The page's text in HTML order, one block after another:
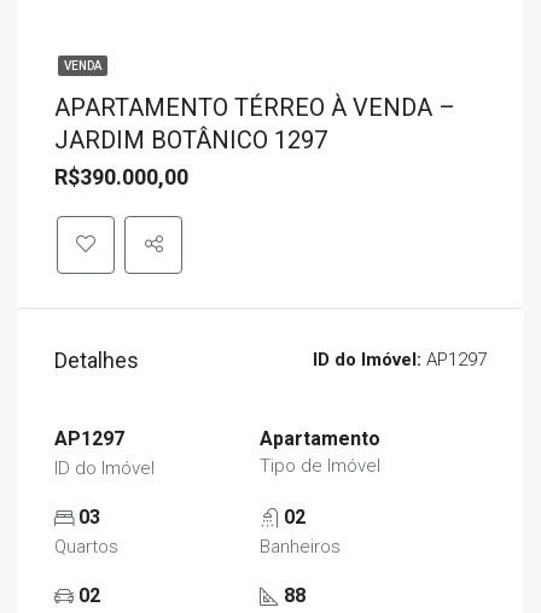
VENDA
APARTAMENTO TÉRREO À VENDA –
JARDIM BOTÂNICO 1297
R$390.000,00
Detalhes ID do Imóvel: AP1297
AP1297
ID do Imóvel
Apartamento
Tipo de Imóvel
03
Quartos
02
Banheiros
02 88